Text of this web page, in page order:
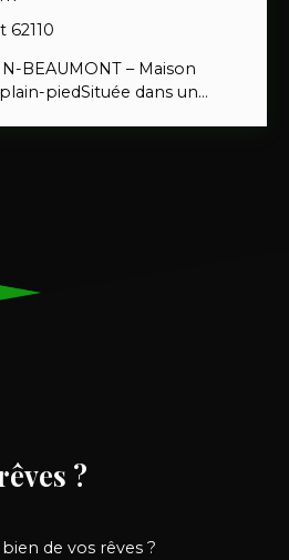
BEAUMONT – Maison
piedSituée dans un
À l’étage, trois grandes
de bain complètent
offre un garage, une
ouest, un jardin clos et un
?
de vos rêves ?